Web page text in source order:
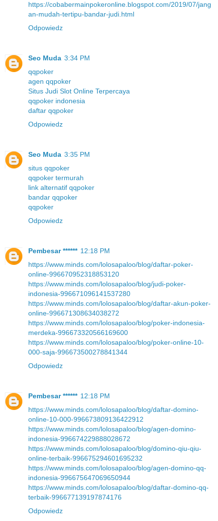
https://cobabermainpokeronline.blogspot.com/2019/07/jang
an-mudah-tertipu-bandar-judi.html
Odpowiedz
Seo Muda 3:34 PM
qqpoker
agen qqpoker
Situs Judi Slot Online Terpercaya
qqpoker indonesia
daftar qqpoker
Odpowiedz
Seo Muda 3:35 PM
situs qqpoker
qqpoker termurah
link alternatif qqpoker
bandar qqpoker
qqpoker
Odpowiedz
Pembesar ****** 12:18 PM
https://www.minds.com/lolosapaloo/blog/daftar-poker-
online-996670952318853120
https://www.minds.com/lolosapaloo/blog/judi-poker-
indonesia-996671096141537280
https://www.minds.com/lolosapaloo/blog/daftar-akun-poker-
online-996671308634038272
https://www.minds.com/lolosapaloo/blog/poker-indonesia-
merdeka-996673320566169600
https://www.minds.com/lolosapaloo/blog/poker-online-10-
000-saja-996673500278841344
Odpowiedz
Pembesar ****** 12:18 PM
https://www.minds.com/lolosapaloo/blog/daftar-domino-
online-10-000-996673809136422912
https://www.minds.com/lolosapaloo/blog/agen-domino-
indonesia-996674229888028672
https://www.minds.com/lolosapaloo/blog/domino-qiu-qiu-
online-terbaik-996675294601695232
https://www.minds.com/lolosapaloo/blog/agen-domino-qq-
indonesia-996675647069650944
https://www.minds.com/lolosapaloo/blog/daftar-domino-qq-
terbaik-996677139197874176
Odpowiedz